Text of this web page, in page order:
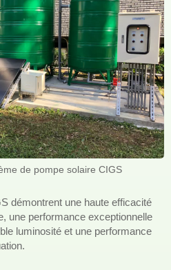
de pompe solaire CIGS
démontrent une haute efficacité
une performance exceptionnelle
luminosité et une performance